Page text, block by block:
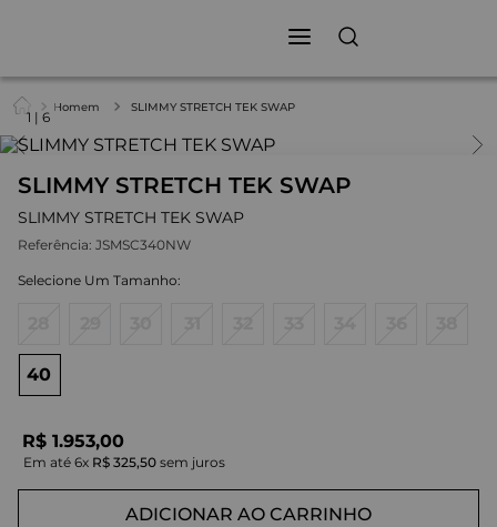
Homem SLIMMY STRETCH TEK SWAP
1 | 6
SLIMMY STRETCH TEK SWAP
SLIMMY STRETCH TEK SWAP
Referência: JSMSC340NW
40
R$ 1.953,00
Em até 6x R$ 325,50 sem juros
ADICIONAR AO CARRINHO